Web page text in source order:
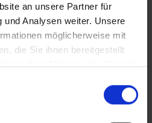
an unsere Partner für
und Analysen weiter. Unsere
möglicherweise mit
die Sie ihnen bereitgestellt
Ihrer Nutzung der Dienste
Verfahren